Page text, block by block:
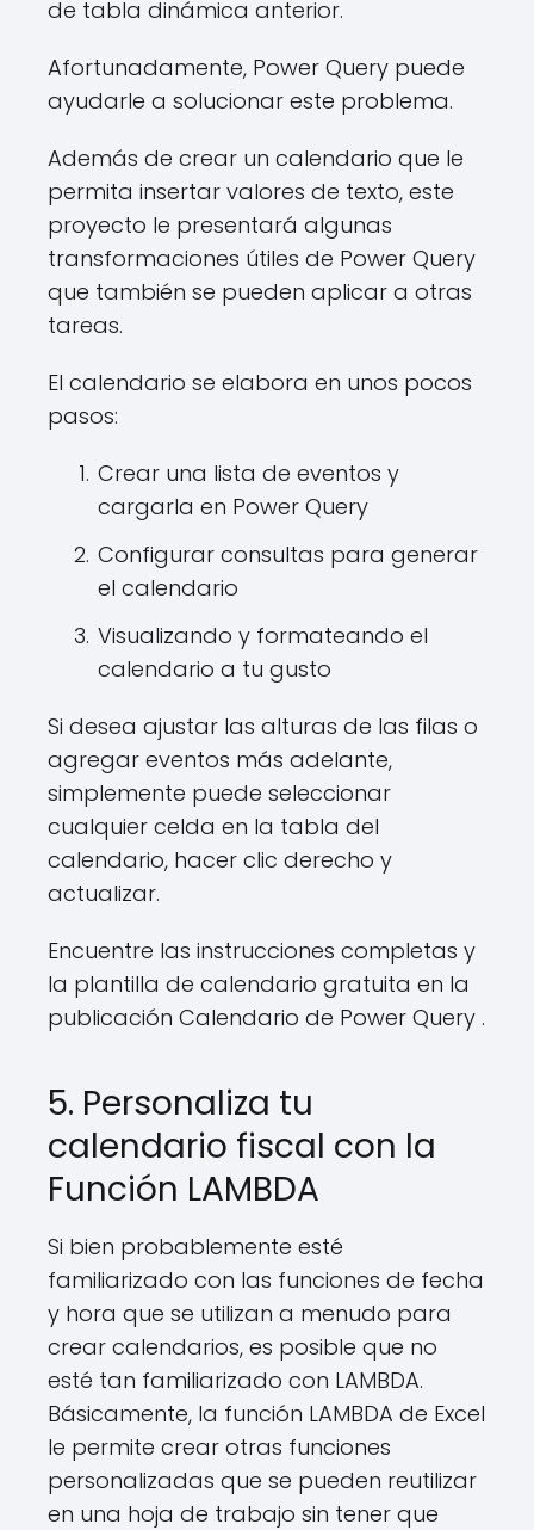
de tabla dinámica anterior.
Afortunadamente, Power Query puede
ayudarle a solucionar este problema.
Además de crear un calendario que le
permita insertar valores de texto, este
proyecto le presentará algunas
transformaciones útiles de Power Query
que también se pueden aplicar a otras
tareas.
El calendario se elabora en unos pocos
pasos:
Crear una lista de eventos y
cargarla en Power Query
Configurar consultas para generar
el calendario
Visualizando y formateando el
calendario a tu gusto
Si desea ajustar las alturas de las filas o
agregar eventos más adelante,
simplemente puede seleccionar
cualquier celda en la tabla del
calendario, hacer clic derecho y
actualizar.
Encuentre las instrucciones completas y
la plantilla de calendario gratuita en la
publicación Calendario de Power Query .
5. Personaliza tu
calendario fiscal con la
Función LAMBDA
Si bien probablemente esté
familiarizado con las funciones de fecha
y hora que se utilizan a menudo para
crear calendarios, es posible que no
esté tan familiarizado con LAMBDA.
Básicamente, la función LAMBDA de Excel
le permite crear otras funciones
personalizadas que se pueden reutilizar
en una hoja de trabajo sin tener que